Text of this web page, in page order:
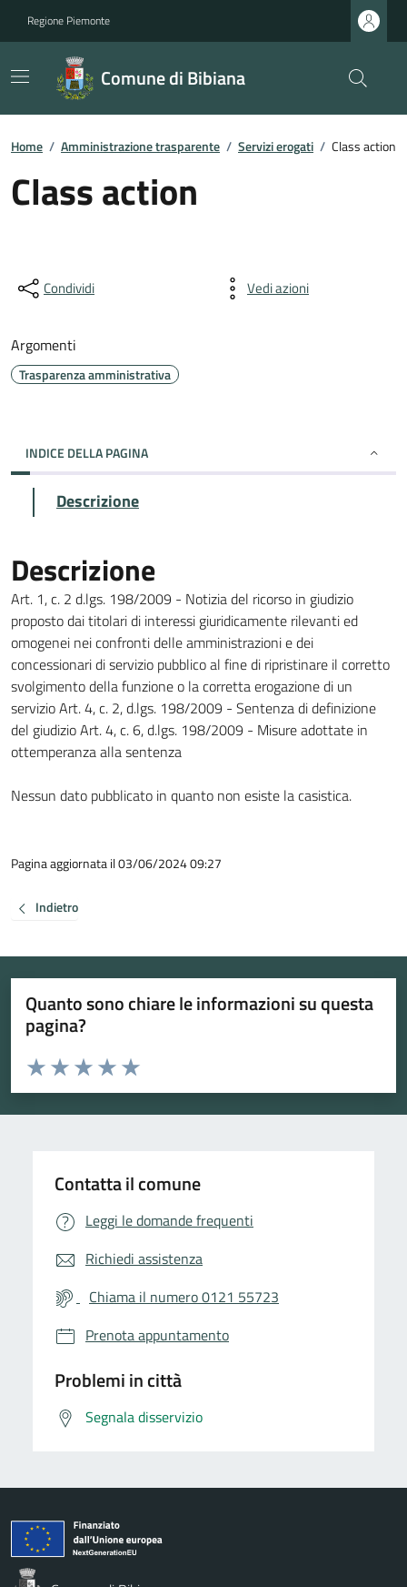
Regione Piemonte
Comune di Bibiana
Home / Amministrazione trasparente / Servizi erogati / Class action
Class action
Condividi Vedi azioni
Argomenti
Trasparenza amministrativa
INDICE DELLA PAGINA
Descrizione
Descrizione
Art. 1, c. 2 d.lgs. 198/2009 - Notizia del ricorso in giudizio
proposto dai titolari di interessi giuridicamente rilevanti ed
omogenei nei confronti delle amministrazioni e dei
concessionari di servizio pubblico al fine di ripristinare il corretto
svolgimento della funzione o la corretta erogazione di un
servizio Art. 4, c. 2, d.lgs. 198/2009 - Sentenza di definizione
del giudizio Art. 4, c. 6, d.lgs. 198/2009 - Misure adottate in
ottemperanza alla sentenza
Nessun dato pubblicato in quanto non esiste la casistica.
Pagina aggiornata il 03/06/2024 09:27
Indietro
Quanto sono chiare le informazioni su questa
pagina?
Valuta da 1 a 5 stelle la pagina
Valuta 5 stelle su 5
Valuta 4 stelle su 5
Valuta 3 stelle su 5
Valuta 2 stelle su 5
Valuta 1 stelle su 5
Contatta il comune
Leggi le domande frequenti
Richiedi assistenza
Chiama il numero 0121 55723
Prenota appuntamento
Problemi in città
Segnala disservizio